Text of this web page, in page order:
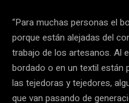
“Para muchas personas el
porque están alejadas del
trabajo de los artesanos. Al
bordado o en un textil están
las tejedoras y tejedores,
que van pasando de